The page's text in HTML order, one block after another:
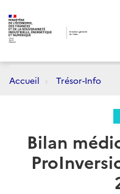
Accueil Trésor-Info
Bilan